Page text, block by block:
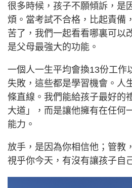
很多時候，孩子不願傾訴，是
煩。當考試不合格，比起責備
苦了，我們一起看看哪裏可以
是父母最強大的功能。
一個人一生平均會換13份工作
失敗，這些都是學習機會。人
條直線。我們能給孩子最好的
大道」，而是讓他擁有在任何
能力。
放手，是因為你相信他；管教
視乎你今天，有沒有讓孩子自